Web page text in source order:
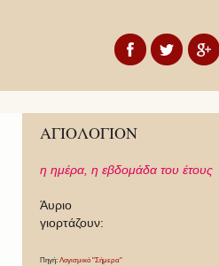
ΑΓΙΟΛΟΓΙΟΝ
η ημέρα, η εβδομάδα του έτους
Άυριο
γιορτάζουν:
Πηγή: Λογισμικό "Σήμερα"